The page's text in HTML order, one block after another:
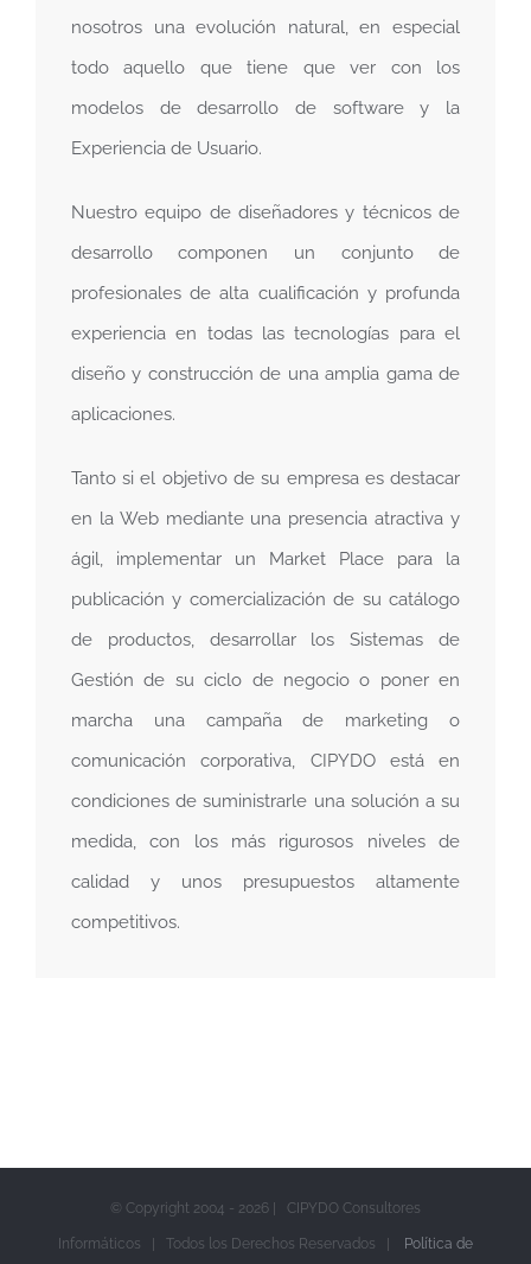
nosotros una evolución natural, en especial
todo aquello que tiene que ver con los
modelos de desarrollo de software y la
Experiencia de Usuario.
Nuestro equipo de diseñadores y técnicos de
desarrollo componen un conjunto de
profesionales de alta cualificación y profunda
experiencia en todas las tecnologías para el
diseño y construcción de una amplia gama de
aplicaciones.
Tanto si el objetivo de su empresa es destacar
en la Web mediante una presencia atractiva y
ágil, implementar un Market Place para la
publicación y comercialización de su catálogo
de productos, desarrollar los Sistemas de
Gestión de su ciclo de negocio o poner en
marcha una campaña de marketing o
comunicación corporativa, CIPYDO está en
condiciones de suministrarle una solución a su
medida, con los más rigurosos niveles de
calidad y unos presupuestos altamente
competitivos.
© Copyright 2004 - 2026 | CIPYDO Consultores
Informáticos | Todos los Derechos Reservados | Política de